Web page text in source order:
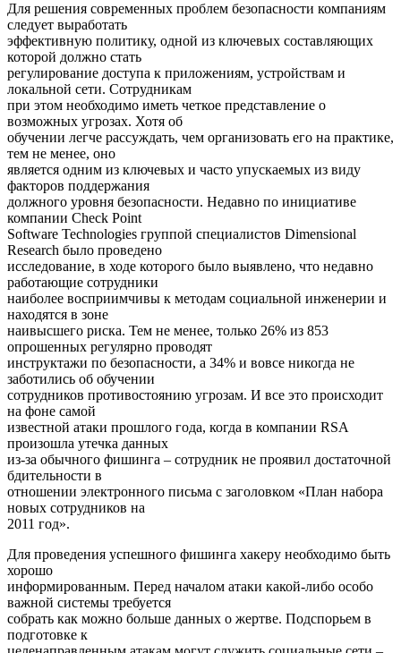
Для решения современных проблем безопасности компаниям
следует выработать
эффективную политику, одной из ключевых составляющих
которой должно стать
регулирование доступа к приложениям, устройствам и
локальной сети. Сотрудникам
при этом необходимо иметь четкое представление о
возможных угрозах. Хотя об
обучении легче рассуждать, чем организовать его на практике,
тем не менее, оно
является одним из ключевых и часто упускаемых из виду
факторов поддержания
должного уровня безопасности. Недавно по инициативе
компании Check Point
Software Technologies группой специалистов Dimensional
Research было проведено
исследование, в ходе которого было выявлено, что недавно
работающие сотрудники
наиболее восприимчивы к методам социальной инженерии и
находятся в зоне
наивысшего риска. Тем не менее, только 26% из 853
опрошенных регулярно проводят
инструктажи по безопасности, а 34% и вовсе никогда не
заботились об обучении
сотрудников противостоянию угрозам. И все это происходит
на фоне самой
известной атаки прошлого года, когда в компании RSA
произошла утечка данных
из-за обычного фишинга – сотрудник не проявил достаточной
бдительности в
отношении электронного письма с заголовком «План набора
новых сотрудников на
2011 год».
Для проведения успешного фишинга хакеру необходимо быть
хорошо
информированным. Перед началом атаки какой-либо особо
важной системы требуется
собрать как можно больше данных о жертве. Подспорьем в
подготовке к